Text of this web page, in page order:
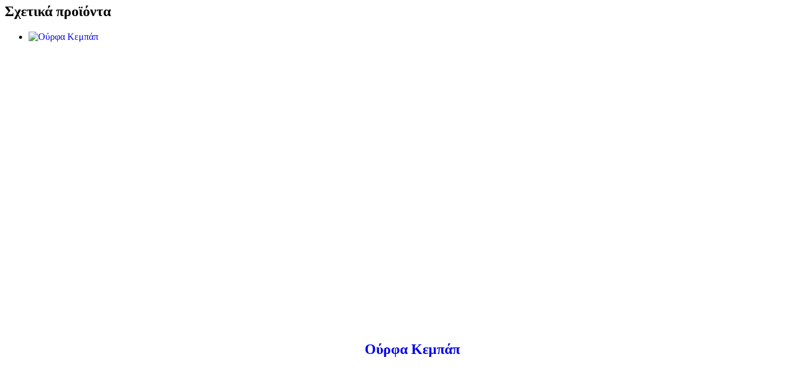
Σχετικά προϊόντα
Ούρφα Κεμπάπ